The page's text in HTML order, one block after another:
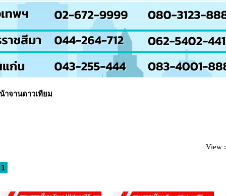
าจานดาวเทียม
View :
1